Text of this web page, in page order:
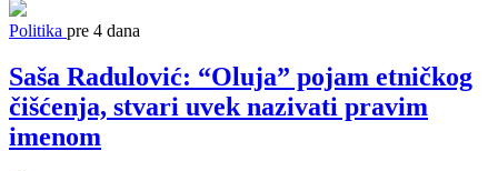
Politika pre 4 dana
Saša Radulović: “Oluja” pojam etničkog
čišćenja, stvari uvek nazivati pravim
imenom